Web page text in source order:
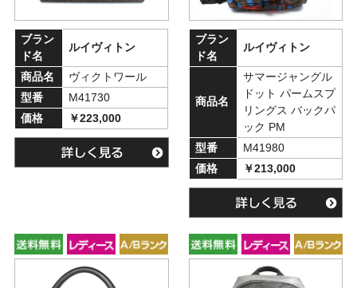
ブラン
ド名
ルイヴィトン
商品名
ヴィクトワール
型番
M41730
価格
￥223,000
ブラン
ド名
ルイヴィトン
商品名
サマージャングル
ドット パームスプ
リングス バックパ
ック PM
型番
M41980
価格
￥213,000